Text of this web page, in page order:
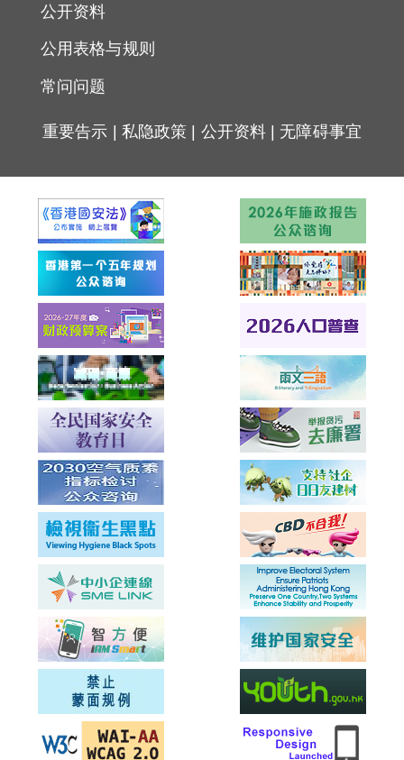
公开资料
公用表格与规则
常问问题
重要告示 私隐政策 公开资料 无障碍事宜